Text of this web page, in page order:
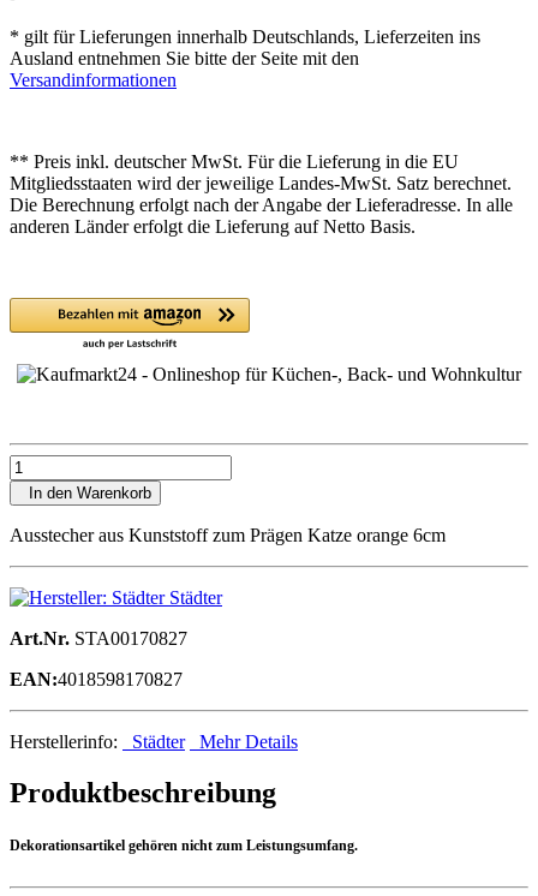
* gilt für Lieferungen innerhalb Deutschlands, Lieferzeiten ins
Ausland entnehmen Sie bitte der Seite mit den
Versandinformationen
** Preis inkl. deutscher MwSt. Für die Lieferung in die EU
Mitgliedsstaaten wird der jeweilige Landes-MwSt. Satz berechnet.
Die Berechnung erfolgt nach der Angabe der Lieferadresse. In alle
anderen Länder erfolgt die Lieferung auf Netto Basis.
In den Warenkorb
Ausstecher aus Kunststoff zum Prägen Katze orange 6cm
Städter
Art.Nr. STA00170827
EAN:4018598170827
Herstellerinfo: Städter Mehr Details
Produktbeschreibung
Dekorationsartikel gehören nicht zum Leistungsumfang.